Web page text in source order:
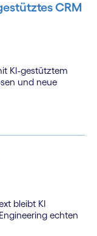
CRM
KI-gestütztem
und neue
bleibt KI
echten